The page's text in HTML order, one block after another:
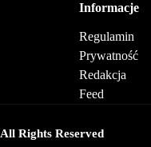
Informacje
Regulamin
Prywatność
Redakcja
Feed
Rights Reserved